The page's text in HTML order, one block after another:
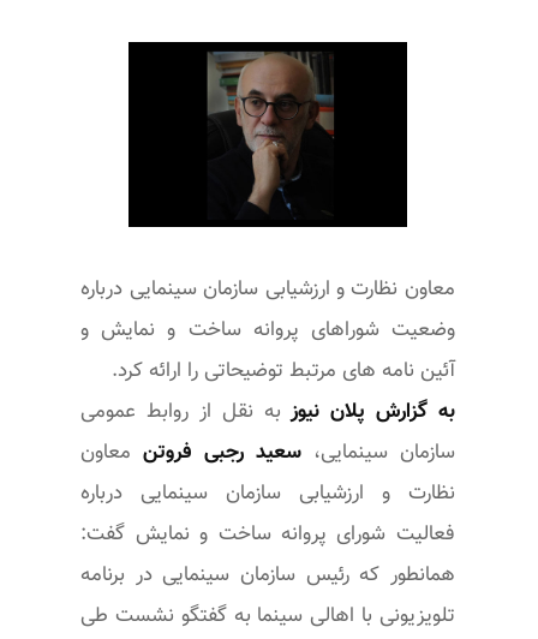
معاون نظارت و ارزشیابی سازمان سینمایی درباره
وضعیت شوراهای پروانه ساخت و نمایش و
آئین نامه های مرتبط توضیحاتی را ارائه کرد.
به گزارش پلان نیوزبه نقل از روابط عمومی
سازمان سینمایی،سعید رجبی فروتن معاون
نظارت و ارزشیابی سازمان سینمایی درباره
فعالیت شورای پروانه ساخت و نمایش گفت:
همانطور که رئیس سازمان سینمایی در برنامه
تلویزیونی با اهالی سینما به گفتگو نشست طی